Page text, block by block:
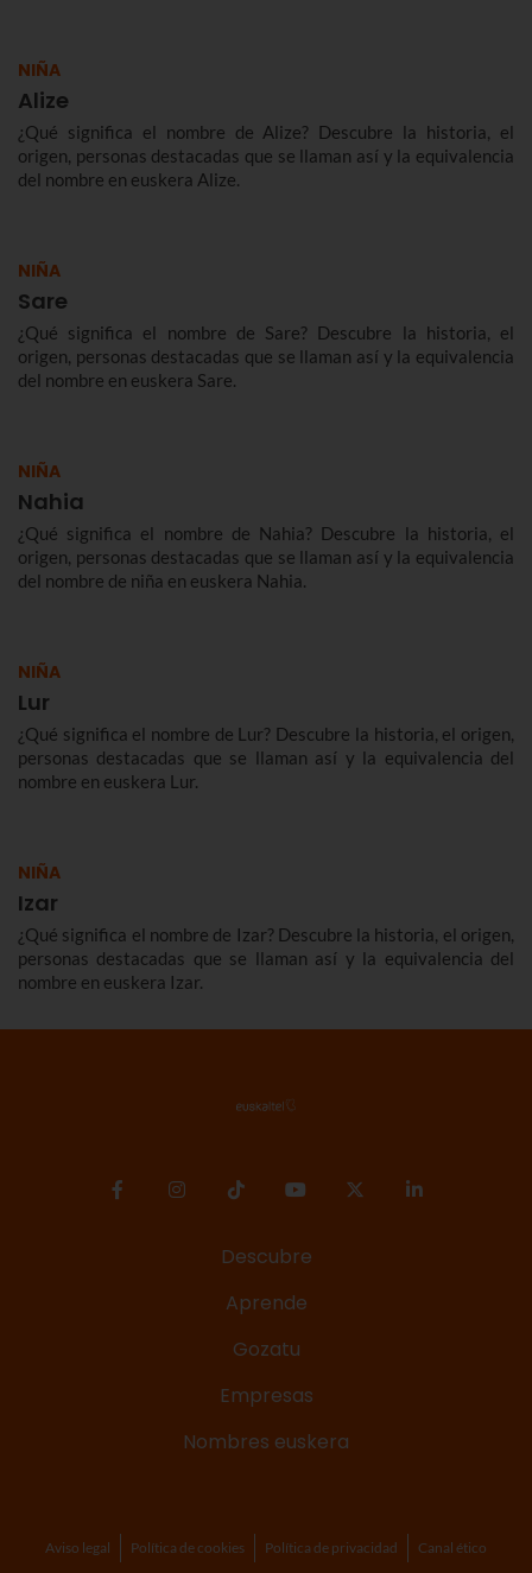
NIÑA
Alize
¿Qué significa el nombre de Alize? Descubre la historia, el
origen, personas destacadas que se llaman así y la equivalencia
del nombre en euskera Alize.
NIÑA
Sare
¿Qué significa el nombre de Sare? Descubre la historia, el
origen, personas destacadas que se llaman así y la equivalencia
del nombre en euskera Sare.
NIÑA
Nahia
¿Qué significa el nombre de Nahia? Descubre la historia, el
origen, personas destacadas que se llaman así y la equivalencia
del nombre de niña en euskera Nahia.
NIÑA
Lur
¿Qué significa el nombre de Lur? Descubre la historia, el origen,
personas destacadas que se llaman así y la equivalencia del
nombre en euskera Lur.
NIÑA
Izar
¿Qué significa el nombre de Izar? Descubre la historia, el origen,
personas destacadas que se llaman así y la equivalencia del
nombre en euskera Izar.
Descubre
Aprende
Gozatu
Empresas
Nombres euskera
Aviso legal Política de cookies Política de privacidad Canal ético